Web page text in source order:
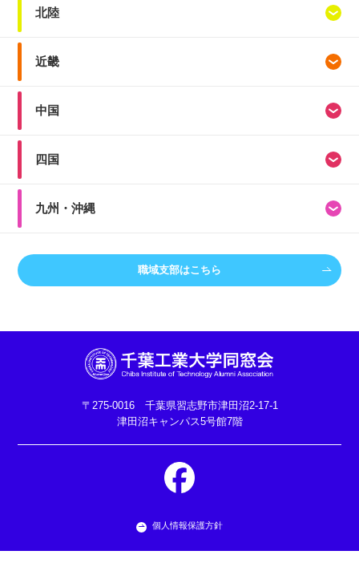
北陸
近畿
中国
四国
九州・沖縄
職域支部はこちら
〒275-0016 千葉県習志野市津田沼2-17-1
津田沼キャンパス5号館7階
個人情報保護方針